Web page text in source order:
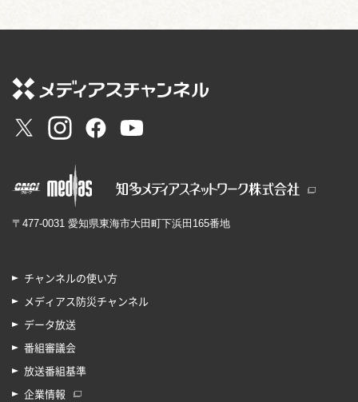
〒477-0031 愛知県東海市大田町下浜田165番地
チャンネルの使い方
メディアス防災チャンネル
データ放送
番組審議会
放送番組基準
企業情報